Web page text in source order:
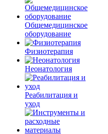
Общемедицинское
оборудование
Физиотерапия
Неонатология
Реабилитация и
уход